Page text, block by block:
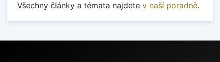
Všechny články a témata najdete v naší poradně.